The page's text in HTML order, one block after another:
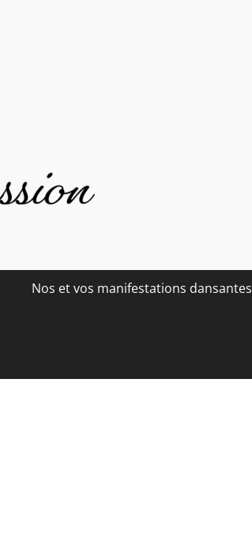
Nos et vos manifestations dansantes